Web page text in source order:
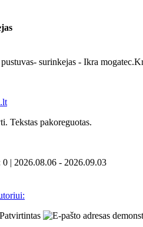
surinkejas - Ikra
Tekstas pakoreguotas.
| 2026.08.06 - 2026.09.03